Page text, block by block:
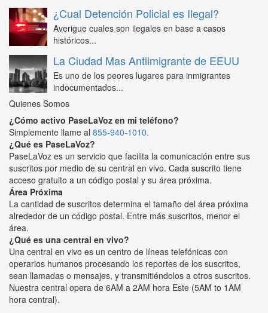
¿Cual Detención Policial es Ilegal?
Averigue cuales son ilegales en base a casos
históricos...
La Ciudad Mas Antiimigrante de EEUU
Es uno de los peores lugares para inmigrantes
indocumentados...
Quienes Somos
¿Cómo activo PaseLaVoz en mi teléfono?
Simplemente llame al 855-940-1010.
¿Qué es PaseLaVoz?
PaseLaVoz es un servicio que facilita la comunicación entre sus
suscritos por medio de su central en vivo. Cada suscrito tiene
acceso gratuito a un código postal y su área próxima.
Área Próxima
La cantidad de suscritos determina el tamaño del área próxima
alrededor de un código postal. Entre más suscritos, menor el
área.
¿Qué es una central en vivo?
Una central en vivo es un centro de líneas telefónicas con
operarios humanos procesando los reportes de los suscritos,
sean llamadas o mensajes, y transmitiéndolos a otros suscritos.
Nuestra central opera de 6AM a 2AM hora Este (5AM to 1AM
hora central).